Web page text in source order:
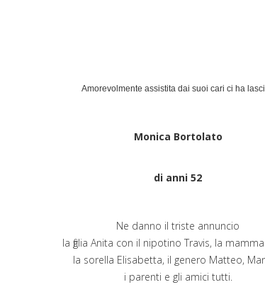
Amorevolmente assistita dai suoi cari ci ha
Monica Bortolato
di anni 52
Ne danno il triste annuncio
la figlia Anita con il nipotino Travis, la mamma
la sorella Elisabetta, il genero Matteo,
i parenti e gli amici tutti.